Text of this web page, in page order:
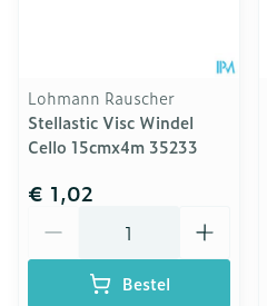
Lohmann Rauscher
Stellastic Visc Windel
Cello 15cmx4m 35233
€ 1,02
Bestel